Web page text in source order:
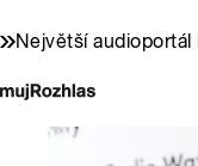
Největší